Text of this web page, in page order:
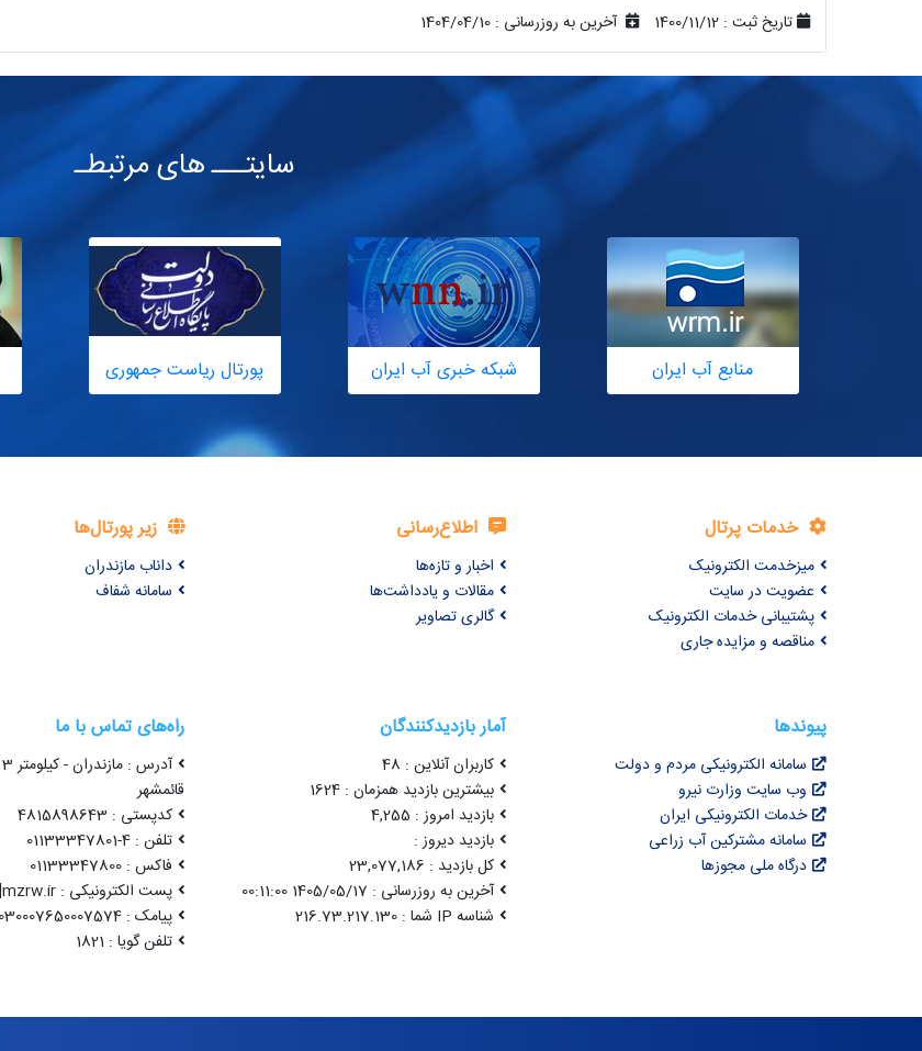
تاریخ ثبت : 1400/11/12 آخرین به روزرسانی : 1404/04/10
سایتـــ های مرتبطـ
منابع آب ایران شبکه خبری آب ایران پورتال ریاست جمهوری
خدمات پرتال
میزخدمت الکترونیک
عضویت در سایت
پشتیبانی خدمات الکترونیک
مناقصه و مزایده جاری
اطلاع‌رسانی
اخبار و تازه‌ها
مقالات و یادداشت‌ها
گالری تصاویر
زیر پورتال‌ها
داناب مازندران
سامانه شفاف
پیوندها
سامانه الکترونیکی مردم و دولت
وب سایت وزارت نیرو
خدمات الکترونیکی ایران
سامانه مشترکین آب زراعی
درگاه ملی مجوزها
آمار بازدیدکنندگان
کاربران آنلاین : 48
بیشترین بازدید همزمان : 1624
بازدید امروز : 4,255
بازدید دیروز :
کل بازدید : 23,077,186
آخرین به روزرسانی : 1405/05/17 00:11:00
شناسه IP شما : 216.73.217.130
راه‌های تماس با ما
قائمشهر
کدپستی : 4815898643
تلفن : 4-01133347801
فاکس : 01133347800
پست الکترونیکی : info[at]mzrw.ir
پیامک : 030007650007574
تلفن گویا : 1821